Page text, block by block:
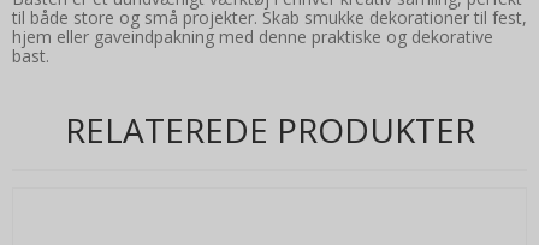
til både store og små projekter. Skab smukke dekorationer til fest,
hjem eller gaveindpakning med denne praktiske og dekorative
bast.
RELATEREDE PRODUKTER